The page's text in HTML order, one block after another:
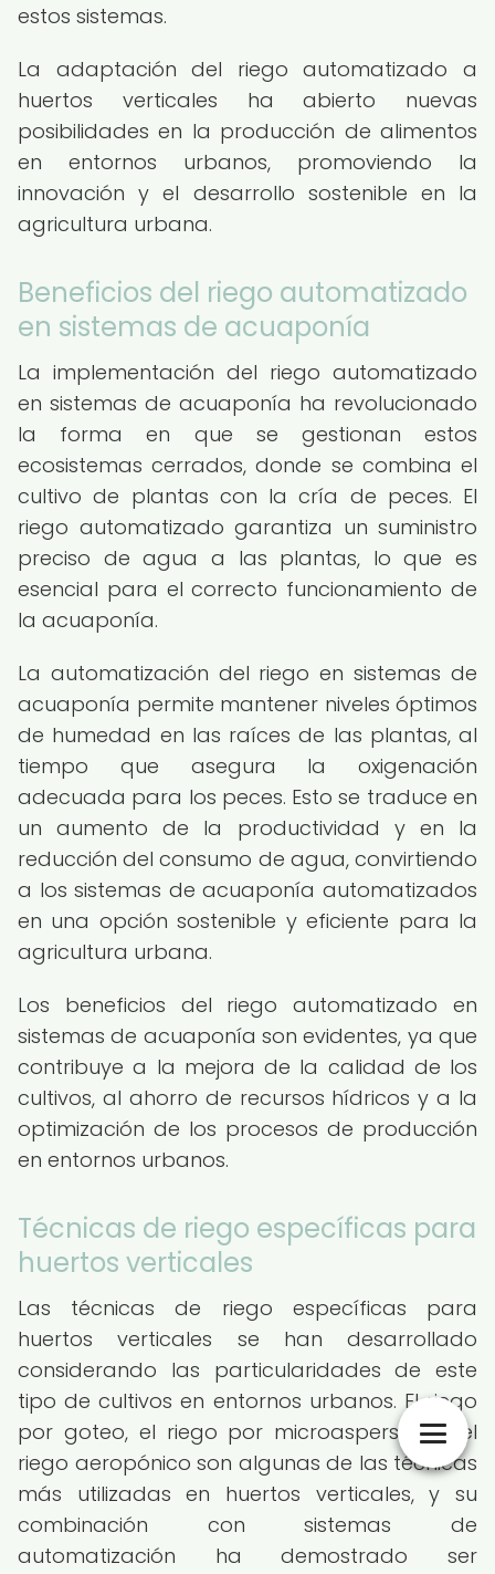
estos sistemas.
La adaptación del riego automatizado a
huertos verticales ha abierto nuevas
posibilidades en la producción de alimentos
en entornos urbanos, promoviendo la
innovación y el desarrollo sostenible en la
agricultura urbana.
Beneficios del riego automatizado
en sistemas de acuaponía
La implementación del riego automatizado
en sistemas de acuaponía ha revolucionado
la forma en que se gestionan estos
ecosistemas cerrados, donde se combina el
cultivo de plantas con la cría de peces. El
riego automatizado garantiza un suministro
preciso de agua a las plantas, lo que es
esencial para el correcto funcionamiento de
la acuaponía.
La automatización del riego en sistemas de
acuaponía permite mantener niveles óptimos
de humedad en las raíces de las plantas, al
tiempo que asegura la oxigenación
adecuada para los peces. Esto se traduce en
un aumento de la productividad y en la
reducción del consumo de agua, convirtiendo
a los sistemas de acuaponía automatizados
en una opción sostenible y eficiente para la
agricultura urbana.
Los beneficios del riego automatizado en
sistemas de acuaponía son evidentes, ya que
contribuye a la mejora de la calidad de los
cultivos, al ahorro de recursos hídricos y a la
optimización de los procesos de producción
en entornos urbanos.
Técnicas de riego específicas para
huertos verticales
Las técnicas de riego específicas para
huertos verticales se han desarrollado
considerando las particularidades de este
tipo de cultivos en entornos urbanos. El riego
por goteo, el riego por microaspersión y el
riego aeropónico son algunas de las técnicas
más utilizadas en huertos verticales, y su
combinación con sistemas de
automatización ha demostrado ser